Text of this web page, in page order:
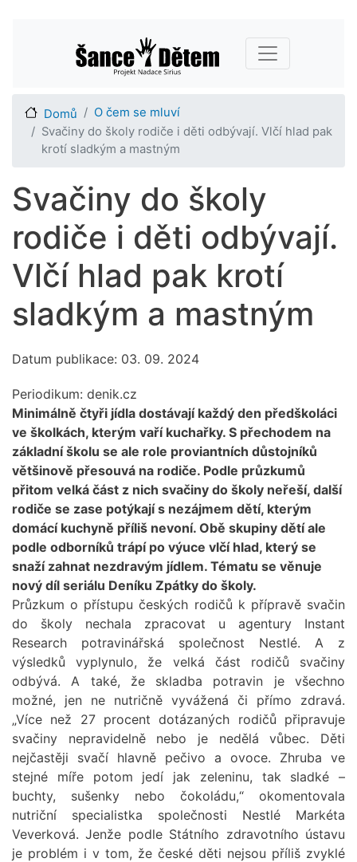
hlavnímu
obsahu
Main navigation
Domů
O čem se mluví
Svačiny do školy rodiče i děti odbývají. Vlčí hlad pak
krotí sladkým a mastným
Svačiny do školy
rodiče i děti odbývají.
Vlčí hlad pak krotí
sladkým a mastným
Datum publikace: 03. 09. 2024
Periodikum: denik.cz
Minimálně čtyři jídla dostávají každý den předškoláci
ve školkách, kterým vaří kuchařky. S přechodem na
základní školu se ale role proviantních důstojníků
většinově přesouvá na rodiče. Podle průzkumů
přitom velká část z nich svačiny do školy neřeší, další
rodiče se zase potýkají s nezájmem dětí, kterým
domácí kuchyně příliš nevoní. Obě skupiny dětí ale
podle odborníků trápí po výuce vlčí hlad, který se
snaží zahnat nezdravým jídlem. Tématu se věnuje
nový díl seriálu Deníku Zpátky do školy.
Průzkum o přístupu českých rodičů k přípravě svačin
do školy nechala zpracovat u agentury Instant
Research potravinářská společnost Nestlé. A z
výsledků vyplynulo, že velká část rodičů svačiny
odbývá. A také, že skladba potravin je všechno
možné, jen ne nutričně vyvážená či přímo zdravá.
„Více než 27 procent dotázaných rodičů připravuje
svačiny nepravidelně nebo je nedělá vůbec. Děti
nejčastěji svačí hlavně pečivo a ovoce. Zhruba ve
stejné míře potom jedí jak zeleninu, tak sladké –
buchty, sušenky nebo čokoládu,“ okomentovala
nutriční specialistka společnosti Nestlé Markéta
Veverková. Jenže podle Státního zdravotního ústavu
je problém i v tom, že české děti nejsou příliš zvyklé